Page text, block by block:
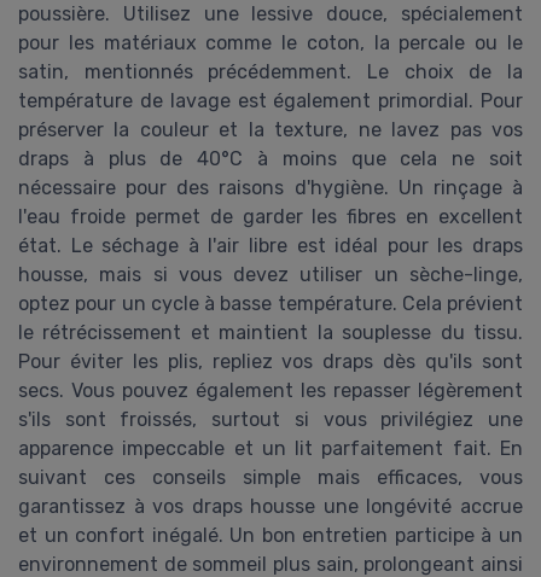
poussière. Utilisez une lessive douce, spécialement
pour les matériaux comme le coton, la percale ou le
satin, mentionnés précédemment. Le choix de la
température de lavage est également primordial. Pour
préserver la couleur et la texture, ne lavez pas vos
draps à plus de 40°C à moins que cela ne soit
nécessaire pour des raisons d'hygiène. Un rinçage à
l'eau froide permet de garder les fibres en excellent
état. Le séchage à l'air libre est idéal pour les draps
housse, mais si vous devez utiliser un sèche-linge,
optez pour un cycle à basse température. Cela prévient
le rétrécissement et maintient la souplesse du tissu.
Pour éviter les plis, repliez vos draps dès qu'ils sont
secs. Vous pouvez également les repasser légèrement
s'ils sont froissés, surtout si vous privilégiez une
apparence impeccable et un lit parfaitement fait. En
suivant ces conseils simple mais efficaces, vous
garantissez à vos draps housse une longévité accrue
et un confort inégalé. Un bon entretien participe à un
environnement de sommeil plus sain, prolongeant ainsi